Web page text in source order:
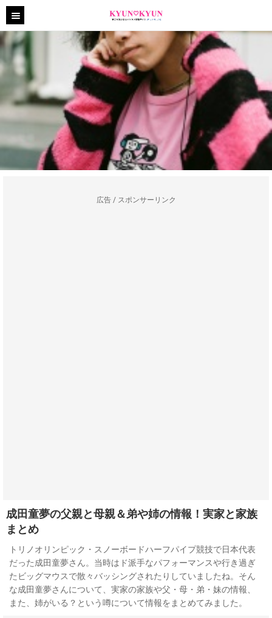
広告 / スポンサーリンク
成田童夢の父親と母親＆弟や姉の情報！実家と家族
まとめ
トリノオリンピック・スノーボードハーフパイプ競技で日本代表
だった成田童夢さん。当時はド派手なパフォーマンスや行き過ぎ
たビッグマウスで散々バッシングされたりしていましたね。そん
な成田童夢さんについて、実家の家族や父・母・弟・妹の情報、
また、姉がいる？という噂について情報をまとめてみました。